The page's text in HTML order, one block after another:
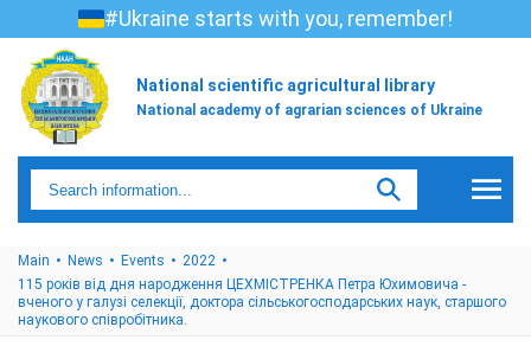
#Ukraine starts with you, remember!
National scientific agricultural library
National academy of agrarian sciences of Ukraine
Main News Events
2022
115 років від дня народження ЦЕХМІСТРЕНКА Петра Юхимовича -
вченого у галузі селекції, доктора сільськогосподарських наук, старшого
наукового співробітника.